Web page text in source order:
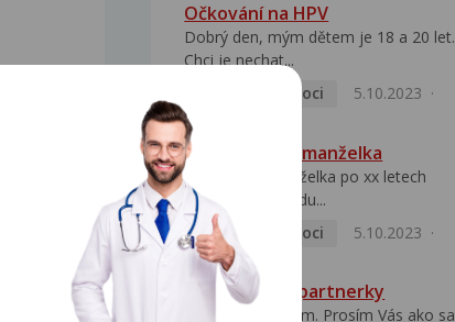
Očkování na HPV
Dobrý den, mým dětem je 18 a 20 let.
Chci je nechat...
Pohlavní nemoci
5.10.2023
HPV pozitivní manželka
Dobrý den, manželka po xx letech
přivezla z Východu...
Pohlavní nemoci
5.10.2023
HPV typ 52 u partnerky
Dobrý deň prajem. Prosím Vás ako sa